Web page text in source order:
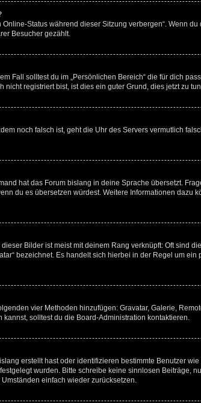
Status während dieser Sitzung verbergen“. Wenn
Besucher gezählt.
Fall solltest du im „Persönlichen Bereich“ die für dich
registriert bist, ist dies ein guter Grund, dies jetzt zu
noch falsch ist, geht die Uhr des Servers vermutlich
hat das Forum bislang in deine Sprache übersetzt.
du es übersetzen würdest. Weitere Informationen dazu
Bilder ist meist mit deinem Rang verknüpft: Oft sind
bezeichnet. Es handelt sich hierbei in der Regel um
vier Methoden hinzufügen: Gravatar, Galerie,
solltest du die Board-Administration kontaktieren.
erstellt hast oder identifizieren bestimmte Benutzer
wurden. Bitte schreibe keine sinnlosen Beiträge,
einfach wieder zurücksetzen.